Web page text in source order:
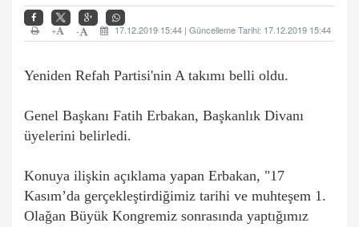
17.12.2019 15:44 | Güncelleme Tarihi: 17.12.2019 15:44
-
+
Yeniden Refah Partisi'nin A takımı belli oldu.
Genel Başkanı Fatih Erbakan, Başkanlık Divanı
üyelerini belirledi.
Konuya ilişkin açıklama yapan Erbakan, "17
Kasım’da gerçekleştirdiğimiz tarihi ve muhteşem 1.
Olağan Büyük Kongremiz sonrasında yaptığımız